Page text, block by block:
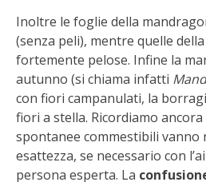
BENZA
ORTO BIO – TECNICHE
THERMACELL
TAP TRAP
IL MIO ORTO
Inoltre le foglie della
(senza peli), mentre quelle
fortemente pelose. Infine la
autunno (si chiama infatti
con fiori campanulati, la
fiori a stella. Ricordiamo
spontanee commestibili vanno
esattezza, se necessario con
persona esperta. La